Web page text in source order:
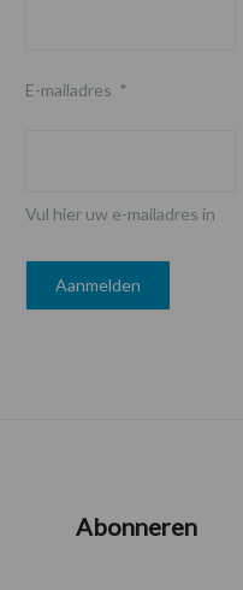
E-mailadres *
Vul hier uw e-mailadres in
Abonneren